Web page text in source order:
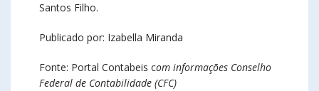
Santos Filho.
Publicado por: Izabella Miranda
Fonte: Portal Contabeis com informações Conselho
Federal de Contabilidade (CFC)